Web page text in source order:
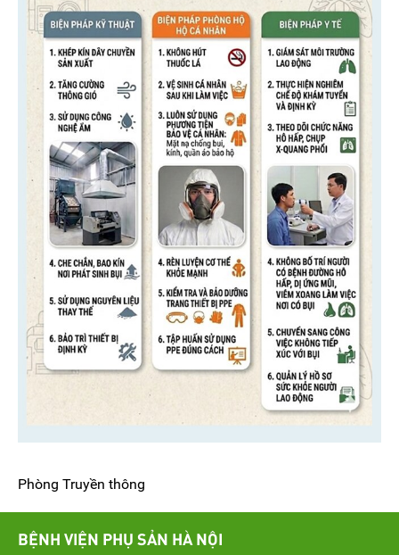
Phòng Truyền thông
BỆNH VIỆN PHỤ SẢN HÀ NỘI